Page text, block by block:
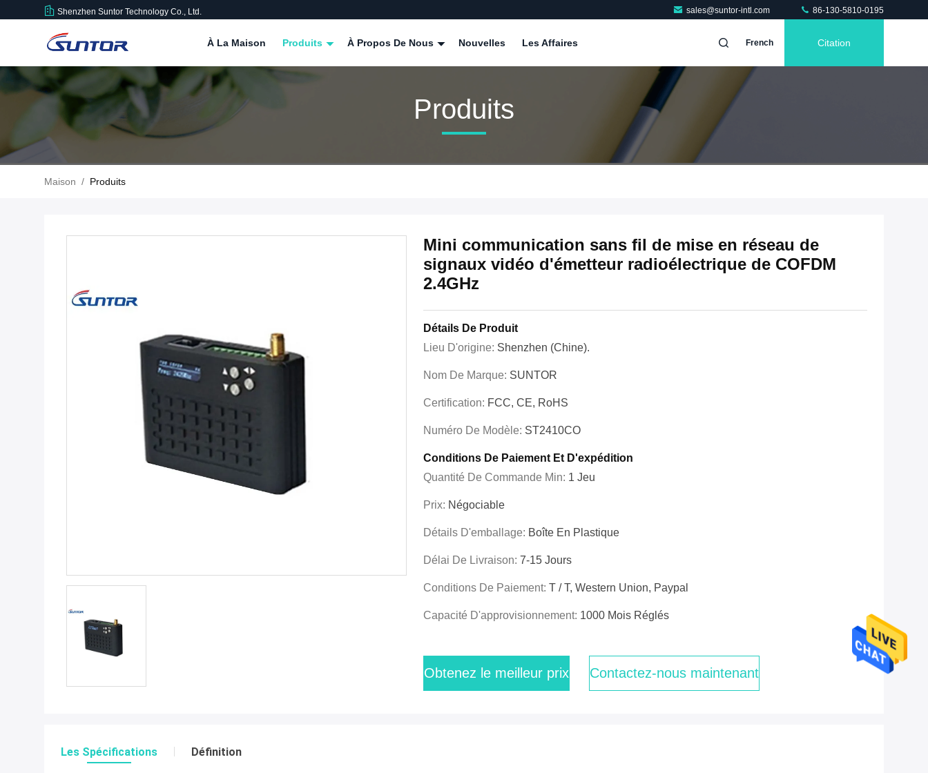
Shenzhen Suntor Technology Co., Ltd. sales@suntor-intl.com 86-130-5810-0195
À La Maison Produits À Propos De Nous Nouvelles Les Affaires French Citation
Produits
Maison / Produits
Mini communication sans fil de mise en réseau de
signaux vidéo d'émetteur radioélectrique de COFDM
2.4GHz
Détails De Produit
Lieu D'origine: Shenzhen (Chine).
Nom De Marque: SUNTOR
Certification: FCC, CE, RoHS
Numéro De Modèle: ST2410CO
Conditions De Paiement Et D'expédition
Quantité De Commande Min: 1 Jeu
Prix: Négociable
Détails D'emballage: Boîte En Plastique
Délai De Livraison: 7-15 Jours
Conditions De Paiement: T / T, Western Union, Paypal
Capacité D'approvisionnement: 1000 Mois Réglés
Obtenez le meilleur prix Contactez-nous maintenant
Les Spécifications Définition